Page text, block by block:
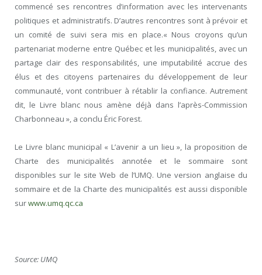
commencé ses rencontres d’information avec les intervenants
politiques et administratifs. D’autres rencontres sont à prévoir et
un comité de suivi sera mis en place.« Nous croyons qu’un
partenariat moderne entre Québec et les municipalités, avec un
partage clair des responsabilités, une imputabilité accrue des
élus et des citoyens partenaires du développement de leur
communauté, vont contribuer à rétablir la confiance. Autrement
dit, le Livre blanc nous amène déjà dans l’après-Commission
Charbonneau », a conclu Éric Forest.
Le Livre blanc municipal « L’avenir a un lieu », la proposition de
Charte des municipalités annotée et le sommaire sont
disponibles sur le site Web de l’UMQ. Une version anglaise du
sommaire et de la Charte des municipalités est aussi disponible
surwww.umq.qc.ca
Source: UMQ